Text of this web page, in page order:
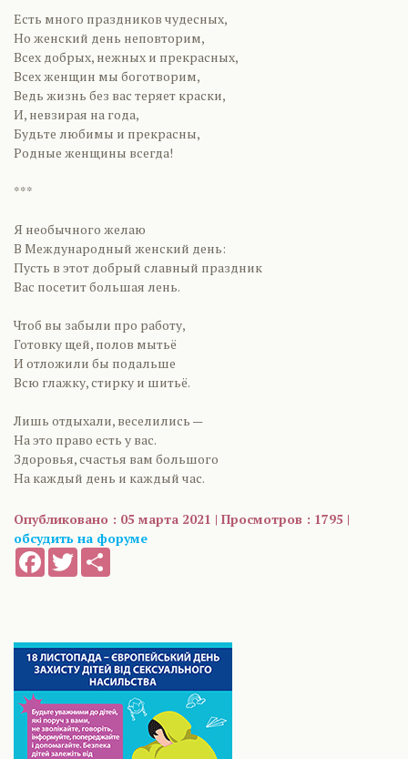
Есть много праздников чудесных,
Но женский день неповторим,
Всех добрых, нежных и прекрасных,
Всех женщин мы боготворим,
Ведь жизнь без вас теряет краски,
И, невзирая на года,
Будьте любимы и прекрасны,
Родные женщины всегда!
***
Я необычного желаю
В Международный женский день:
Пусть в этот добрый славный праздник
Вас посетит большая лень.
Чтоб вы забыли про работу,
Готовку щей, полов мытьё
И отложили бы подальше
Всю глажку, стирку и шитьё.
Лишь отдыхали, веселились —
На это право есть у вас.
Здоровья, счастья вам большого
На каждый день и каждый час.
Опубликовано : 05 марта 2021 | Просмотров : 1795 |
обсудить на форуме
FacebookTwitter